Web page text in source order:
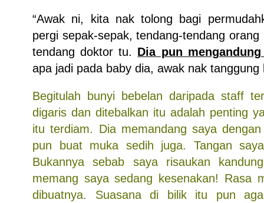
“Awak ni, kita nak tolong bagi
pergi sepak-sepak, tendang-tendang
tendang doktor tu. Dia pun
apa jadi pada baby dia, awak nak tanggung
Begitulah bunyi bebelan daripada staff
digaris dan ditebalkan itu adalah penting
itu terdiam. Dia memandang saya
pun buat muka sedih juga. Tangan
Bukannya sebab saya risaukan
memang saya sedang kesenakan! Rasa
dibuatnya. Suasana di bilik itu pun